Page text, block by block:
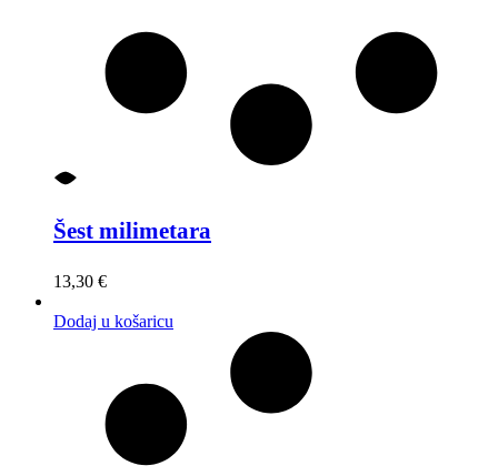
Šest milimetara
13,30 €
Dodaj u košaricu